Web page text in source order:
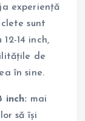
experiență
sunt
14 inch,
de
în sine.
inch: mai
să își